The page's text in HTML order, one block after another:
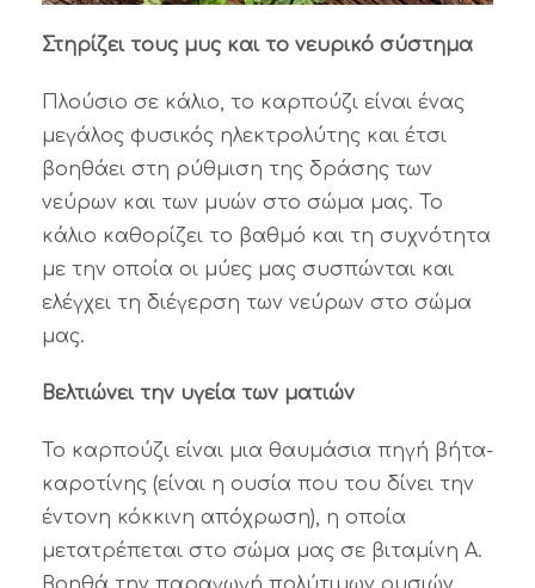
Στηρίζει τους μυς και το νευρικό σύστημα
Πλούσιο σε κάλιο, το καρπούζι είναι ένας
μεγάλος φυσικός ηλεκτρολύτης και έτσι
βοηθάει στη ρύθμιση της δράσης των
νεύρων και των μυών στο σώμα μας. Το
κάλιο καθορίζει το βαθμό και τη συχνότητα
με την οποία οι μύες μας συσπώνται και
ελέγχει τη διέγερση των νεύρων στο σώμα
μας.
Βελτιώνει την υγεία των ματιών
Το καρπούζι είναι μια θαυμάσια πηγή βήτα-
καροτίνης (είναι η ουσία που του δίνει την
έντονη κόκκινη απόχρωση), η οποία
μετατρέπεται στο σώμα μας σε βιταμίνη Α.